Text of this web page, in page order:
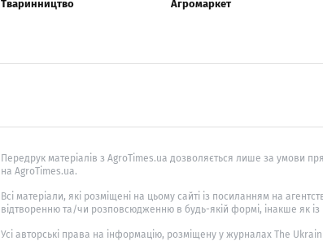
Тваринництво Агромаркет
Передрук матеріалів з AgroTimes.ua дозволяється лише за умови
на AgroTimes.ua.
Всі матеріали, які розміщені на цьому сайті із посиланням на
відтворенню та/чи розповсюдженню в будь-якій формі, інакше як із
Усі авторські права на інформацію, розміщену у журналах The